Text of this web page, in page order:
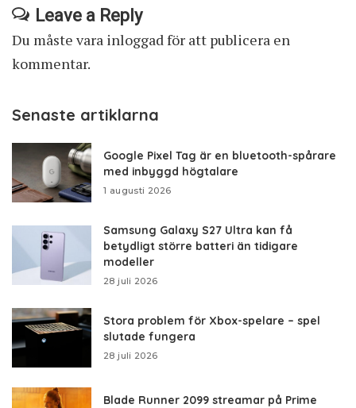
Leave a Reply
Du måste vara inloggadför att publicera en
kommentar.
Senaste artiklarna
Google Pixel Tag är en bluetooth-spårare
med inbyggd högtalare
1 augusti 2026
Samsung Galaxy S27 Ultra kan få
betydligt större batteri än tidigare
modeller
28 juli 2026
Stora problem för Xbox-spelare – spel
slutade fungera
28 juli 2026
Blade Runner 2099 streamar på Prime